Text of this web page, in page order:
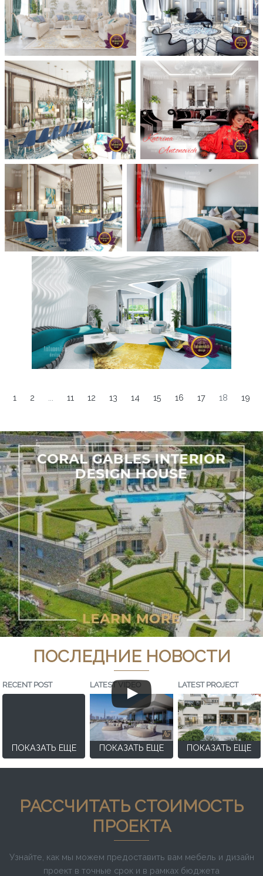
1 2 11 12 13 14 15 16 17 18 19
ПОСЛЕДНИЕ НОВОСТИ
RECENT POST
ПОКАЗАТЬ ЕЩЕ
LATEST VIDEO
ПОКАЗАТЬ ЕЩЕ
LATEST PROJECT
ПОКАЗАТЬ ЕЩЕ
РАССЧИТАТЬ СТОИМОСТЬ
ПРОЕКТА
Узнайте, как мы можем предоставить вам мебель и дизайн
проект в точные срок и в рамках бюджета